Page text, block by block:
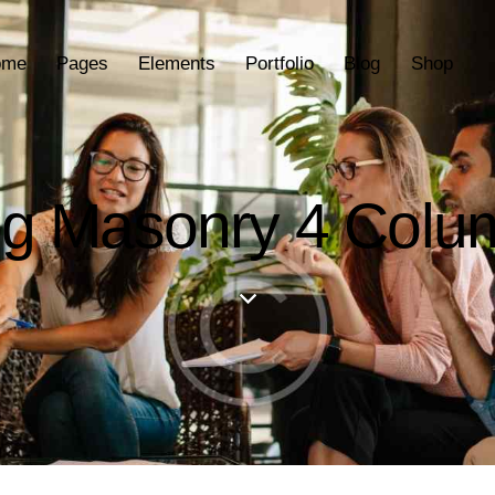
Pages Elements Portfolio Blog Shop
Masonry 4